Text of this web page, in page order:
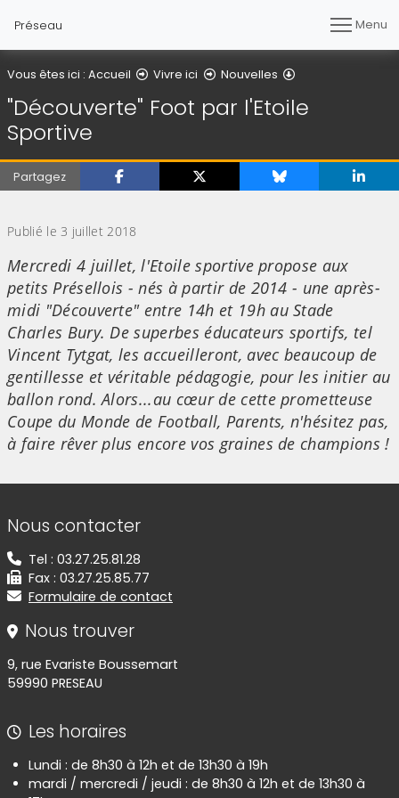
Préseau Menu
Vous êtes ici : Accueil Vivre ici Nouvelles
"Découverte" Foot par l'Etoile
Sportive
Partagez
Publié le 3 juillet 2018
Mercredi 4 juillet, l'Etoile sportive propose aux
petits Présellois - nés à partir de 2014 - une après-
midi "Découverte" entre 14h et 19h au Stade
Charles Bury. De superbes éducateurs sportifs, tel
Vincent Tytgat, les accueilleront, avec beaucoup de
gentillesse et véritable pédagogie, pour les initier au
ballon rond. Alors...au cœur de cette prometteuse
Coupe du Monde de Football, Parents, n'hésitez pas,
à faire rêver plus encore vos graines de champions !
Informations de contact
Nous contacter
Tel : 03.27.25.81.28
Fax : 03.27.25.85.77
Formulaire de contact
Nous trouver
9, rue Evariste Boussemart
59990 PRESEAU
Les horaires
Lundi : de 8h30 à 12h et de 13h30 à 19h
mardi / mercredi / jeudi : de 8h30 à 12h et de 13h30 à